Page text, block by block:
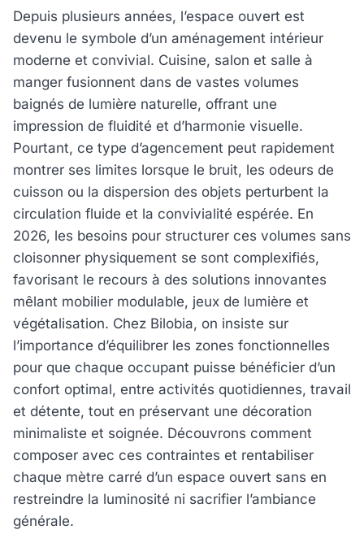
Depuis plusieurs années, l’espace ouvert est
devenu le symbole d’un aménagement intérieur
moderne et convivial. Cuisine, salon et salle à
manger fusionnent dans de vastes volumes
baignés de lumière naturelle, offrant une
impression de fluidité et d’harmonie visuelle.
Pourtant, ce type d’agencement peut rapidement
montrer ses limites lorsque le bruit, les odeurs de
cuisson ou la dispersion des objets perturbent la
circulation fluide et la convivialité espérée. En
2026, les besoins pour structurer ces volumes sans
cloisonner physiquement se sont complexifiés,
favorisant le recours à des solutions innovantes
mêlant mobilier modulable, jeux de lumière et
végétalisation. Chez Bilobia, on insiste sur
l’importance d’équilibrer les zones fonctionnelles
pour que chaque occupant puisse bénéficier d’un
confort optimal, entre activités quotidiennes, travail
et détente, tout en préservant une décoration
minimaliste et soignée. Découvrons comment
composer avec ces contraintes et rentabiliser
chaque mètre carré d’un espace ouvert sans en
restreindre la luminosité ni sacrifier l’ambiance
générale.